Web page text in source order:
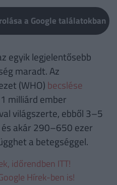
a Google találatokban
egyik legjelentősebb
maradt. Az
(WHO) becslése
milliárd ember
világszerte, ebből 3–5
akár 290–650 ezer
a betegséggel.
időrendben ITT!
Hírek-ben is!